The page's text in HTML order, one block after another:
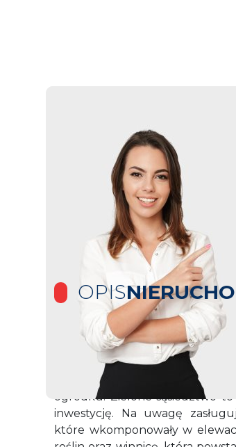
OPIS
Wyobraź sobie tętniące
który jest integralną częścią
balkony i loggie, a na
ogródku. Zielone sąsiedztwo
inwestycję. Na uwagę
które wkomponowały w